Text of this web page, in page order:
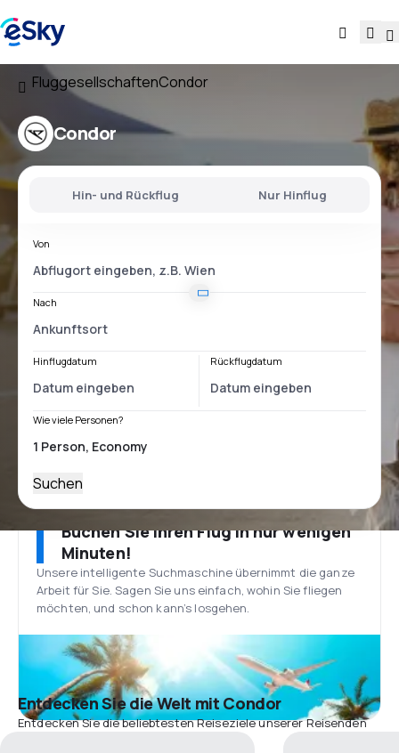
FluggesellschaftenCondor
Condor
Hin- und Rückflug Nur Hinflug
Von
Nach
Hinflugdatum Rückflugdatum
Wie viele Personen?
Suchen
Buchen Sie Ihren Flug in nur wenigen
Minuten!
Unsere intelligente Suchmaschine übernimmt die ganze
Arbeit für Sie. Sagen Sie uns einfach, wohin Sie fliegen
möchten, und schon kann’s losgehen.
Entdecken Sie die Welt mit Condor
Entdecken Sie die beliebtesten Reiseziele unserer Reisenden